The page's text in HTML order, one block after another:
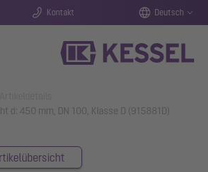
Kontakt Deutsch
d: 450 mm, DN 100, Klasse D (915881D)